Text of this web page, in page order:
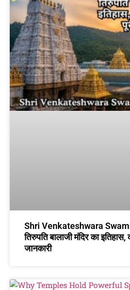
Shri Venkateshwara
तिरुपति बालाजी मंदिर का
जानकारी